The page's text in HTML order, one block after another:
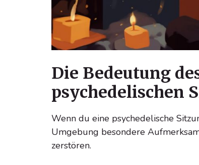
Die Bedeutung
psychedelischen
Wenn du eine psychedelische
Umgebung besondere
zerstören.